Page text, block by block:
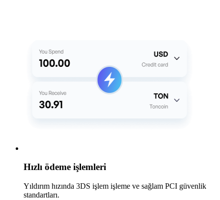
Hızlı ödeme işlemleri
Yıldırım hızında 3DS işlem işleme ve sağlam PCI güvenlik
standartları.